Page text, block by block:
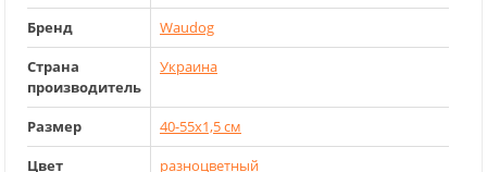
Бренд
Waudog
Страна
производитель
Украина
Размер
40-55x1,5 см
Цвет
разноцветный